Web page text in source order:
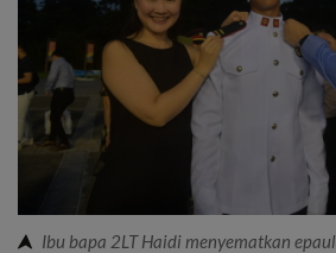
Ibu bapa 2LT Haidi menyematkan